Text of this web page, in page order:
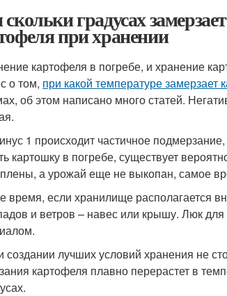
градусах
при хранении
картофеля в погребе, и хранение
о том, при какой температуре замерзает
об этом написано много статей.
1 происходит частичное
картошку в погребе, существует
а урожай еще не выкопан, самое
время, если хранилище располагается
и ветров – навес или крышу. Люк
создании лучших условий хранения не
картофеля плавно перерастет в